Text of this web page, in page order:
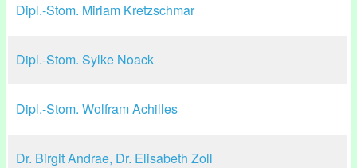
Dipl.-Stom. Miriam Kretzschmar
Dipl.-Stom. Sylke Noack
Dipl.-Stom. Wolfram Achilles
Dr. Birgit Andrae, Dr. Elisabeth Zoll